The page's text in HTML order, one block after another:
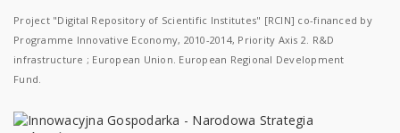
Project "Digital Repository of Scientific Institutes" [RCIN] co-financed by
Programme Innovative Economy, 2010-2014, Priority Axis 2. R&D
infrastructure ; European Union. European Regional Development
Fund.